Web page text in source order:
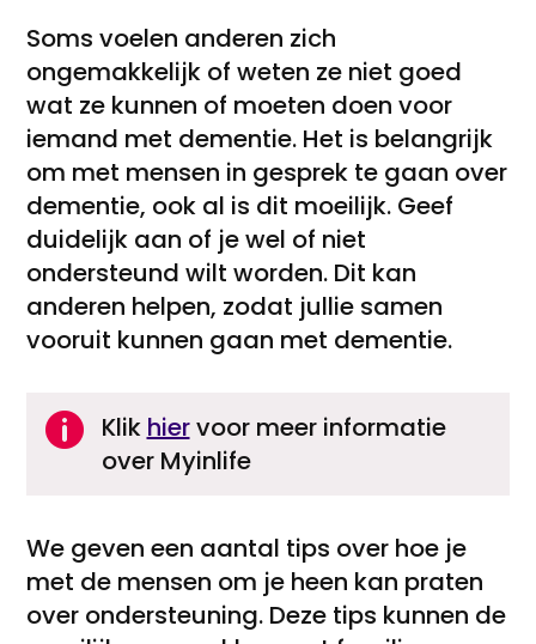
Soms voelen anderen zich
ongemakkelijk of weten ze niet goed
wat ze kunnen of moeten doen voor
iemand met dementie. Het is belangrijk
om met mensen in gesprek te gaan over
dementie, ook al is dit moeilijk. Geef
duidelijk aan of je wel of niet
ondersteund wilt worden. Dit kan
anderen helpen, zodat jullie samen
vooruit kunnen gaan met dementie.
 Klik hiervoor meer informatie
over Myinlife
We geven een aantal tips over hoe je
met de mensen om je heen kan praten
over ondersteuning. Deze tips kunnen de